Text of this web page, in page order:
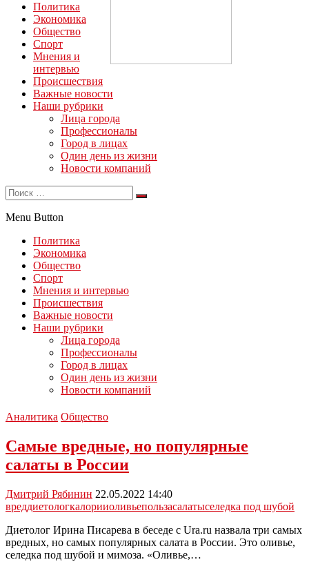
Политика
Экономика
Общество
Спорт
Мнения и
интервью
Происшествия
Важные новости
Наши рубрики
Лица города
Профессионалы
Город в лицах
Один день из жизни
Новости компаний
Menu Button
Политика
Экономика
Общество
Спорт
Мнения и интервью
Происшествия
Важные новости
Наши рубрики
Лица города
Профессионалы
Город в лицах
Один день из жизни
Новости компаний
Аналитика Общество
Самые вредные, но популярные
салаты в России
Дмитрий Рябинин 22.05.2022 14:40
вреддиетологкалорииоливьепользасалатыселедка под шубой
Диетолог Ирина Писарева в беседе с Ura.ru назвала три самых
вредных, но самых популярных салата в России. Это оливье,
селедка под шубой и мимоза. «Оливье,…